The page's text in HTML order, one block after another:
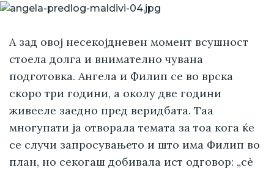
А зад овој несекојдневен момент всушност
стоела долга и внимателно чувана
подготовка. Ангела и Филип се во врска
скоро три години, а околу две години
живееле заедно пред веридбата. Таа
многупати ја отворала темата за тоа кога ќе
се случи запросувањето и што има Филип во
план, но секогаш добивала ист одговор: „сè